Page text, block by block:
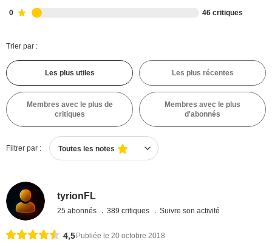
0 46 critiques
Trier par :
Les plus utiles Les plus récentes
Membres avec le plus de
critiques
Membres avec le plus
d'abonnés
Filtrer par : Toutes les notes
tyrionFL
25 abonnés 389 critiques Suivre son activité
4,5 Publiée le 20 octobre 2018